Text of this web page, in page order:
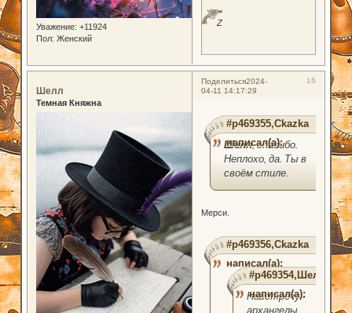
Уважение: +11924
Пол: Женский
Z
Поделиться 16
2024-
04-11 14:17:29
Шелл
Темная Княжна
#p469355,Ckazka
написал(а):
Шелл, спасибо.
Неплохо, да. Ты в
своём стиле.
Мерси.
#p469356,Ckazka
написал(а):
#p469354,Шелл
написал(а):
Навстречу -
архангелы